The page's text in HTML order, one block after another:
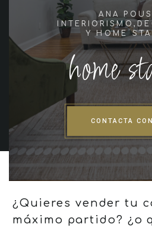
ANA
Y HOME
home
CONTACTA
¿Quieres vender tu
máximo partido? ¿o